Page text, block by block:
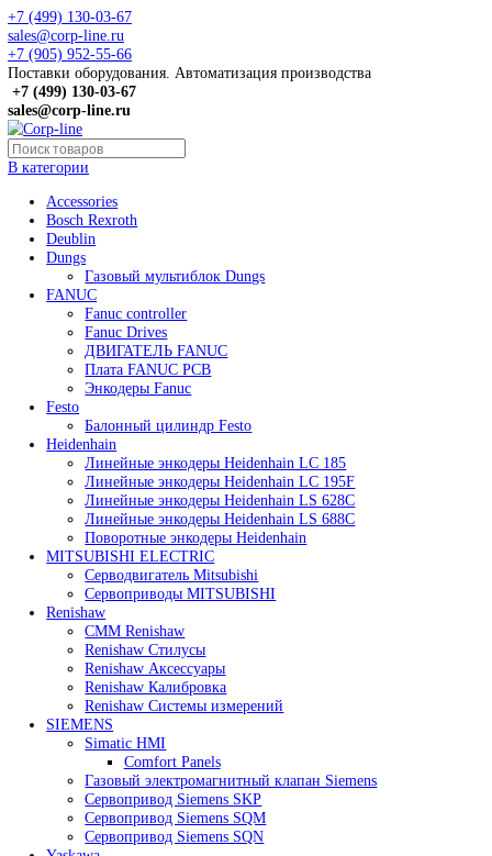
+7 (499) 130-03-67
sales@corp-line.ru
+7 (905) 952-55-66
Поставки оборудования. Автоматизация производства
+7 (499)130-03-67
sales@corp-line.ru
Accessories
Bosch Rexroth
Deublin
Dungs
Газовый мультиблок Dungs
FANUC
Fanuc controller
Fanuc Drives
ДВИГАТЕЛЬ FANUC
Плата FANUC PCB
Энкодеры Fanuc
Festo
Балонный цилиндр Festo
Heidenhain
Линейные энкодеры Heidenhain LC 185
Линейные энкодеры Heidenhain LC 195F
Линейные энкодеры Heidenhain LS 628C
Линейные энкодеры Heidenhain LS 688C
Поворотные энкодеры Heidenhain
MITSUBISHI ELECTRIC
Серводвигатель Mitsubishi
Сервоприводы MITSUBISHI
Renishaw
CMM Renishaw
Renishaw Cтилусы
Renishaw Аксессуары
Renishaw Калибровка
Renishaw Системы измерений
SIEMENS
Simatic HMI